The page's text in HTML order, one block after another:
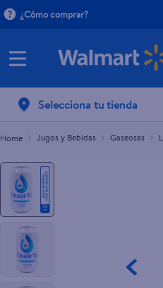
¿Cómo comprar?
Selecciona tu tienda
Jugos y Bebidas Gaseosas
Agua